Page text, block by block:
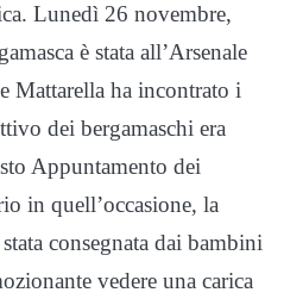
Lunedì 26 novembre,
è stata all’Arsenale
Mattarella ha incontrato i
dei bergamaschi era
Appuntamento dei
in quell’occasione, la
consegnata dai bambini
vedere una carica